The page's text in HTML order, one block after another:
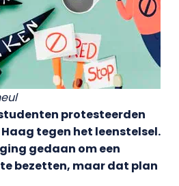
protesteerden
tegen het leenstelsel.
gedaan om een
bezetten, maar dat plan